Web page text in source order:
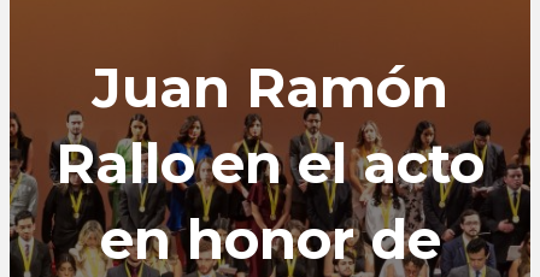
Juan Ramón
Rallo en el acto
en honor de